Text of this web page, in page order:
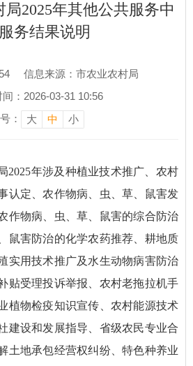
2025年其他公共服务中
务结果说明
信息来源：市农业农村局
间：2026-03-31 10:56
：
大 中 小
年涉及种植业技术推广、农村
认定、农作物病、虫、草、鼠害发
作物病、虫、草、鼠害的综合防治
鼠害防治的化学农药推荐、 耕地质
实用技术推广及水生动物病害防治
贴受理投诉举报、 农村老拖拉机手
植物检疫知识宣传、 农村能源技术
建设和发展指导、 省级农民专业合
土地承包经营权纠纷、 特色种养业